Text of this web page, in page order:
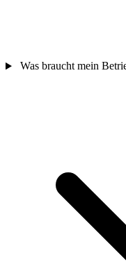
Was braucht mein